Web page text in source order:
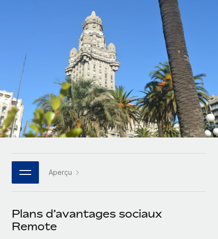
Gestion des freelances
Intégrez et gérez vos freelances partout dans le monde
Sous-traitez les opérations complexes liées à l’emploi
INFRASTRUCTURE
Intégration Remote
Intégrez vos RH aux flux de travail en toute simplicité
Plateforme
Connecter
Nouveau
Connectez n'importe quel outil d’IA à Remote grâce à
notre MCP
Intégrations
Rationalisez vos processus avec des outils essentiels
Examinez notre service par rapport aux autres
Start-ups
Des solutions agiles et internationales pour les RH et la
paie des entreprises en pleine croissance
Entreprises intermédiaires
Développez vos équipes avec des solutions RH sur
mesure
Entreprise
Les RH à l’international pour les grandes entreprises
Partenaires stratégiques de la tech
Intégrez les RH à l’international de manière flexible
Calculateur de paiement des freelances
Découvrez les devises disponibles et les vitesses de
paiement pour vos freelances internationaux
APPRENDRE AVEC REMOTE
Recherche et guides
Études de cas
Checklists et modèles
Descriptions de postes
Événements
Deutsch
Español
Italiano
Português (Portugal)
日本語
한국어
Connexion
Aperçu
Plans d’avantages sociaux
Remote